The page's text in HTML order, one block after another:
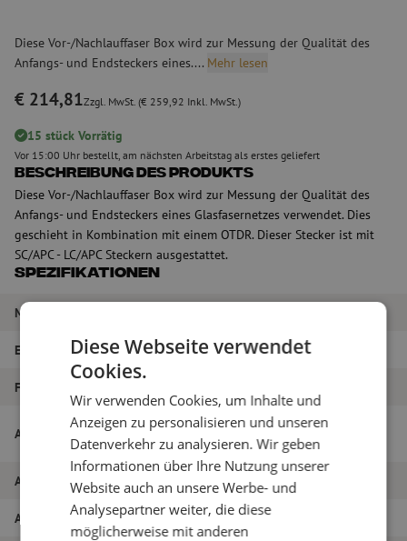
Diese Vor-/Nachlauffaser Box wird zur Messung der Qualität des
Anfangs- und Endsteckers eines.... Mehr lesen
€ 214,81Zzgl. MwSt. (€ 259,92 Inkl. MwSt.)
15 stück Vorrätig
Vor 15:00 Uhr bestellt, am nächsten Arbeitstag als erstes geliefert
Beschreibung des Produkts
Diese Vor-/Nachlauffaser Box wird zur Messung der Qualität des
Anfangs- und Endsteckers eines Glasfasernetzes verwendet. Dies
geschieht in Kombination mit einem OTDR. Dieser Stecker ist mit
SC/APC - LC/APC Steckern ausgestattet.
Spezifikationen
Marke
EAN 9504255591951
Fasertyp
Artikelname
Vor-/Nachlauffaser Box, 1x 1000m, SM,
SC/APC-LC/APC, 2,0mm, 5m
Artikel Nummer M00000332
Art des Produkts Vor-/Nachlauffaser Box
Diese Webseite verwendet
Cookies.
Wir verwenden Cookies, um Inhalte und
Anzeigen zu personalisieren und unseren
Datenverkehr zu analysieren. Wir geben
Informationen über Ihre Nutzung unserer
Website auch an unsere Werbe- und
Analysepartner weiter, die diese
möglicherweise mit anderen